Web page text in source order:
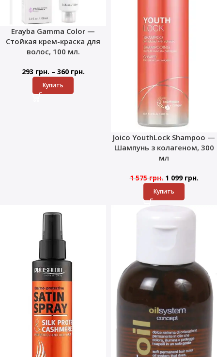
Erayba Gamma Color —
Стойкая крем-краска для
волос, 100 мл.
293 грн. – 360 грн.
Купить
Joico YouthLock Shampoo —
Шампунь з колагеном, 300
мл
1 575грн. 1 099 грн.
Купить